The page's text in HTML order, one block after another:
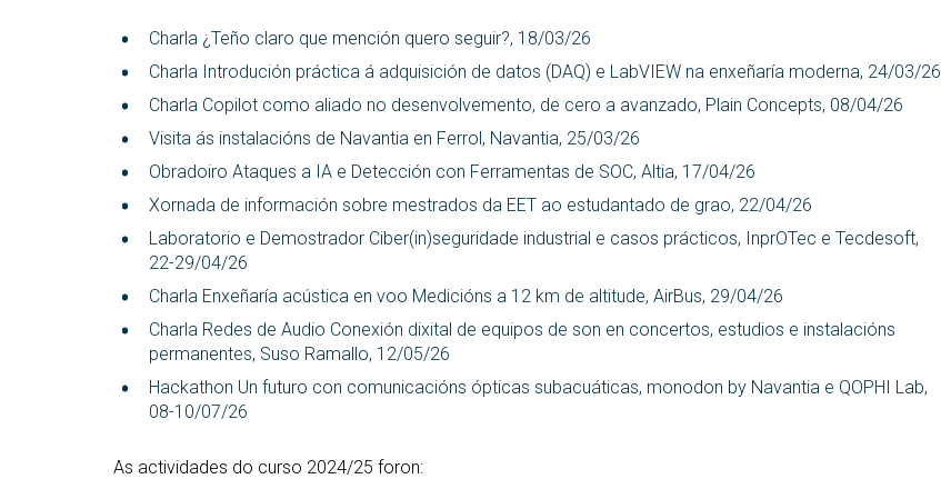
Charla ¿Teño claro que mención quero seguir?, 18/03/26
Charla Introdución práctica á adquisición de datos (DAQ) e LabVIEW na enxeñaría moderna, 24/03/26
Charla Copilot como aliado no desenvolvemento, de cero a avanzado, Plain Concepts, 08/04/26
Visita ás instalacións de Navantia en Ferrol, Navantia, 25/03/26
Obradoiro Ataques a IA e Detección con Ferramentas de SOC, Altia, 17/04/26
Xornada de información sobre mestrados da EET ao estudantado de grao, 22/04/26
Laboratorio e Demostrador Ciber(in)seguridade industrial e casos prácticos, InprOTec e Tecdesoft,
22-29/04/26
Charla Enxeñaría acústica en voo Medicións a 12 km de altitude, AirBus, 29/04/26
Charla Redes de Audio Conexión dixital de equipos de son en concertos, estudios e instalacións
permanentes, Suso Ramallo, 12/05/26
Hackathon Un futuro con comunicacións ópticas subacuáticas, monodon by Navantia e QOPHI Lab,
08-10/07/26
As actividades do curso 2024/25 foron: